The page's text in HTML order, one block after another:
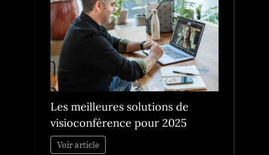
Les meilleures solutions de
visioconférence pour 2025
Voir article